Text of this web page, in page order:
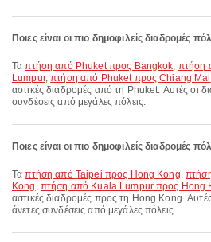
Ποιες είναι οι πιο δημοφιλείς διαδρομές
Ταπτήση από Phuket προς Bangkok, πτήση
Lumpur,πτήση από Phuket προς Chiang Mai
αστικές διαδρομές από τη Phuket. Αυτές οι
συνδέσεις από μεγάλες πόλεις.
Ποιες είναι οι πιο δημοφιλείς διαδρομές
Ταπτήση από Taipei προς Hong Kong,
Kong , πτήση από Kuala Lumpur προς Hong
αστικές διαδρομές προς τη Hong Kong.
άνετες συνδέσεις από μεγάλες πόλεις.